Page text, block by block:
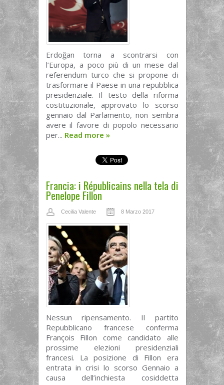
Erdoğan torna a scontrarsi con
l’Europa, a poco più di un mese dal
referendum turco che si propone di
trasformare il Paese in una repubblica
presidenziale. Il testo della riforma
costituzionale, approvato lo scorso
gennaio dal Parlamento, non sembra
avere il favore di popolo necessario
per... Read more »
Francia: i Républicains nella tela di
Penelope Fillon
Cecilia Valente 8 Marzo 2017
Nessun ripensamento. Il partito
Repubblicano francese conferma
François Fillon come candidato alle
prossime elezioni presidenziali
francesi. La posizione di Fillon era
entrata in crisi lo scorso Gennaio a
causa dell’inchiesta cosiddetta